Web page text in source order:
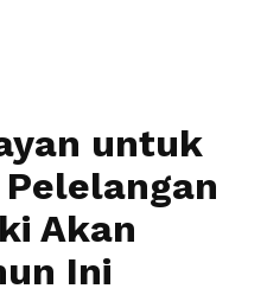
untuk
Akan
Ini